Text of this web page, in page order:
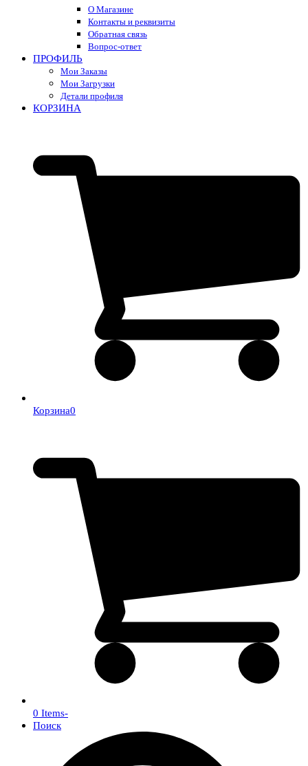
О Магазине
Контакты и реквизиты
Обратная связь
Вопрос-ответ
ПРОФИЛЬ
Мои Заказы
Мои Загрузки
Детали профиля
КОРЗИНА
Корзина0
0 Items-
Поиск